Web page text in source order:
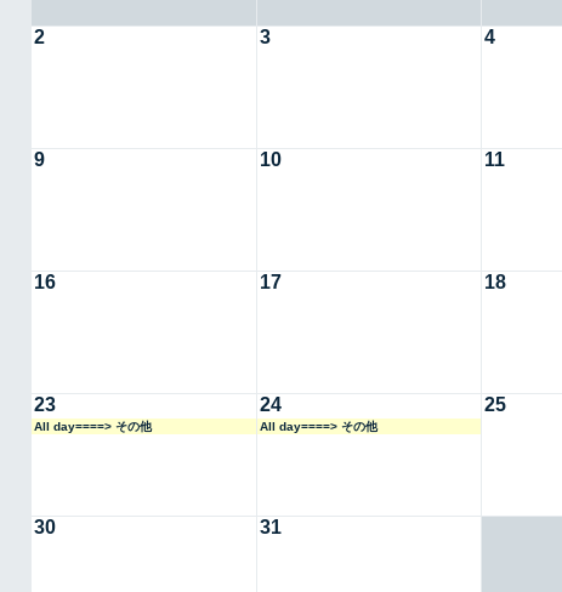
2 3 4
9 10 11
16 17 18
23
All day====> その他
24
All day====> その他
25
30 31